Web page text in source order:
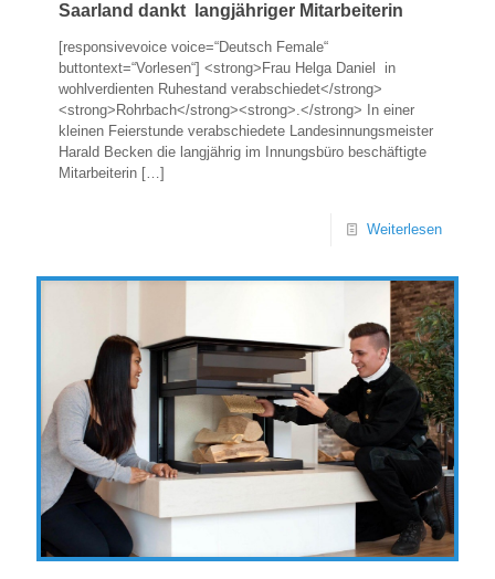
Saarland dankt langjähriger Mitarbeiterin
[responsivevoice voice=“Deutsch Female“
buttontext=“Vorlesen“] <strong>Frau Helga Daniel in
wohlverdienten Ruhestand verabschiedet</strong>
<strong>Rohrbach</strong><strong>.</strong> In einer
kleinen Feierstunde verabschiedete Landesinnungsmeister
Harald Becken die langjährig im Innungsbüro beschäftigte
Mitarbeiterin […]
Weiterlesen